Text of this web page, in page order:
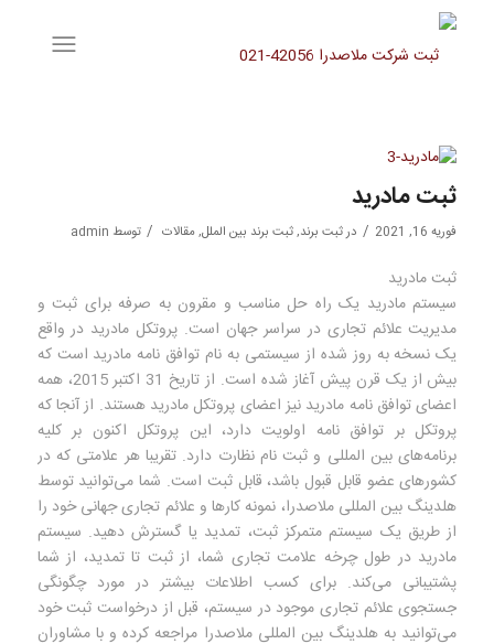
ثبت مادرید
فوریه 16, 2021 / درثبت برند,ثبت برند بین الملل,مقالات / توسط admin
ثبت مادرید
سیستم مادرید یک راه حل مناسب و مقرون به صرفه برای ثبت و
مدیریت علائم تجاری در سراسر جهان است. پروتکل مادرید در واقع
یک نسخه به روز شده از سیستمی به نام توافق نامه مادرید است که
بیش از یک قرن پیش آغاز شده است. از تاریخ 31 اکتبر 2015، همه
اعضای توافق نامه مادرید نیز اعضای پروتکل مادرید هستند. از آنجا که
پروتکل بر توافق نامه اولویت دارد، این پروتکل اکنون بر کلیه
برنامه‌های بین المللی و ثبت نام نظارت دارد. تقریبا هر علامتی که در
کشورهای عضو قابل قبول باشد، قابل ثبت است. شما می‌توانید توسط
هلدینگ بین المللی ملاصدرا، نمونه کارها و علائم تجاری جهانی خود را
از طریق یک سیستم متمرکز ثبت، تمدید یا گسترش دهید. سیستم
مادرید در طول چرخه علامت تجاری شما، از ثبت تا تمدید، از شما
پشتیبانی می‌کند. برای کسب اطلاعات بیشتر در مورد چگونگی
جستجوی علائم تجاری موجود در سیستم، قبل از درخواست ثبت خود
می‌توانید به هلدینگ بین المللی ملاصدرا مراجعه کرده و با مشاوران